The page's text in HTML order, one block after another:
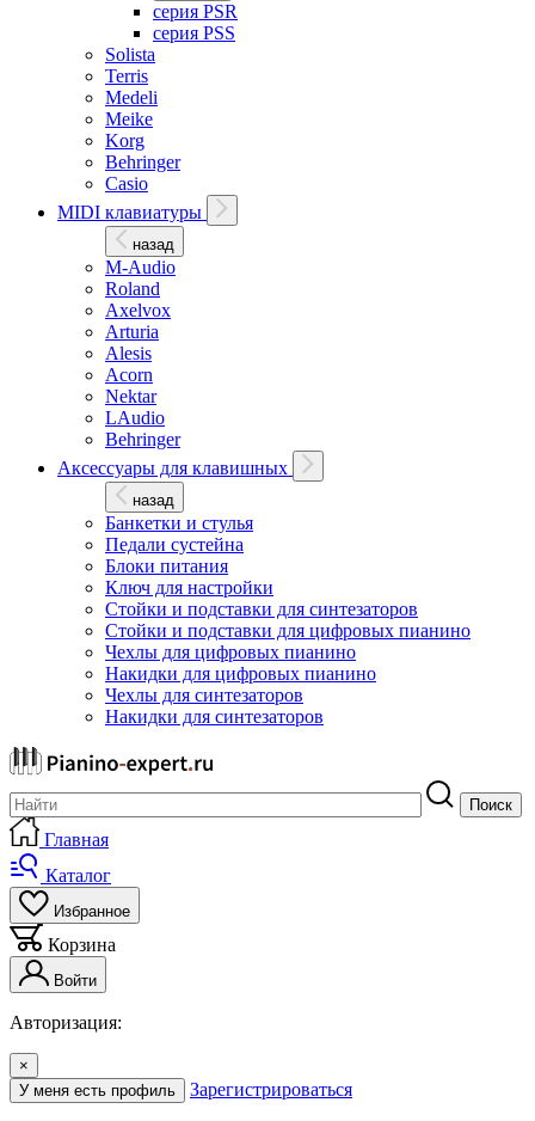
серия PSR
серия PSS
Solista
Terris
Medeli
Meike
Korg
Behringer
Casio
MIDI клавиатуры
назад
M-Audio
Roland
Axelvox
Arturia
Alesis
Acorn
Nektar
LAudio
Behringer
Аксессуары для клавишных
назад
Банкетки и стулья
Педали сустейна
Блоки питания
Ключ для настройки
Стойки и подставки для синтезаторов
Стойки и подставки для цифровых пианино
Чехлы для цифровых пианино
Накидки для цифровых пианино
Чехлы для синтезаторов
Накидки для синтезаторов
Поиск
Главная
Каталог
Избранное
Корзина
Войти
Авторизация:
×
У меня есть профиль
Зарегистрироваться